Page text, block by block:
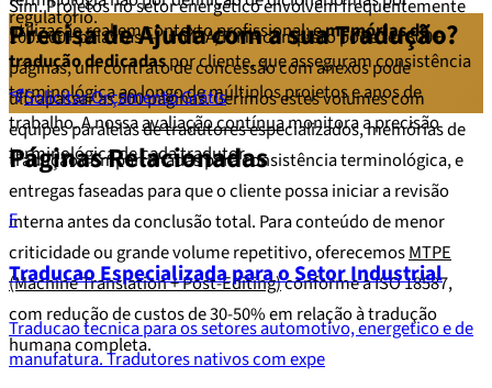
regulatório.
utilização real em contexto profissional; ememórias de
tradução dedicadaspor cliente, que asseguram consistência
terminológica ao longo de múltiplos projetos e anos de
trabalho. A nossaavaliação contínuamonitora a precisão
terminológica de cada tradutor.
Sim. Projetos no setor energético envolvem frequentemente
100.000+ palavras — um EIA/RIMA completo pode ter 300+
páginas, um contrato de concessão com anexos pode
ultrapassar as 500 páginas. Gerimos estes volumes com
equipes paralelas de tradutores especializados, memórias de
tradução compartilhadas para consistência terminológica, e
entregas faseadas para que o cliente possa iniciar a revisão
interna antes da conclusão total. Para conteúdo de menor
criticidade ou grande volume repetitivo, oferecemosMTPE
(Machine Translation + Post-Editing)conforme a ISO 18587,
com redução de custos de 30-50% em relação à tradução
humana completa.
Precisa de Ajuda com a sua Tradução?
Solicitar Orçamento Grátis
Páginas Relacionadas
F
Traducao Especializada para o Setor Industrial
Traducao tecnica para os setores automotivo, energetico e de
manufatura. Tradutores nativos com expe